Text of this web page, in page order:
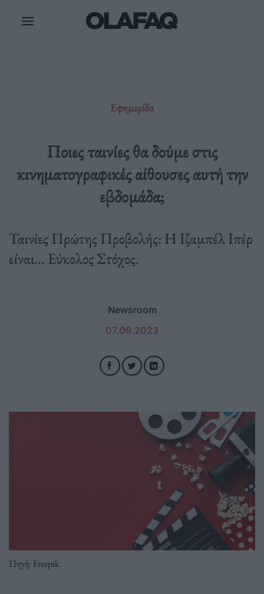
Εφημερίδα
Ποιες ταινίες θα δούμε στις
κινηματογραφικές αίθουσες αυτή την
εβδομάδα;
Ταινίες Πρώτης Προβολής: Η Ιζαμπέλ Ιπέρ
είναι... Εύκολος Στόχος.
Newsroom
07.09.2023
Πηγή: Freepik